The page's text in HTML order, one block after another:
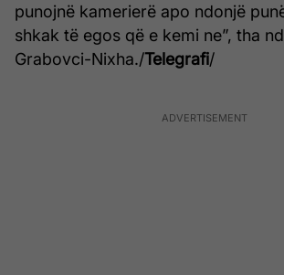
punojnë kamerierë apo ndonjë
shkak të egos që e kemi ne”, tha
Grabovci-Nixha./Telegrafi/